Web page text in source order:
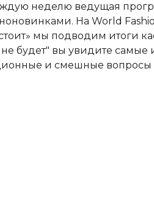
неделю ведущая
На World
мы подводим итоги
будет" вы увидите самые
и смешные